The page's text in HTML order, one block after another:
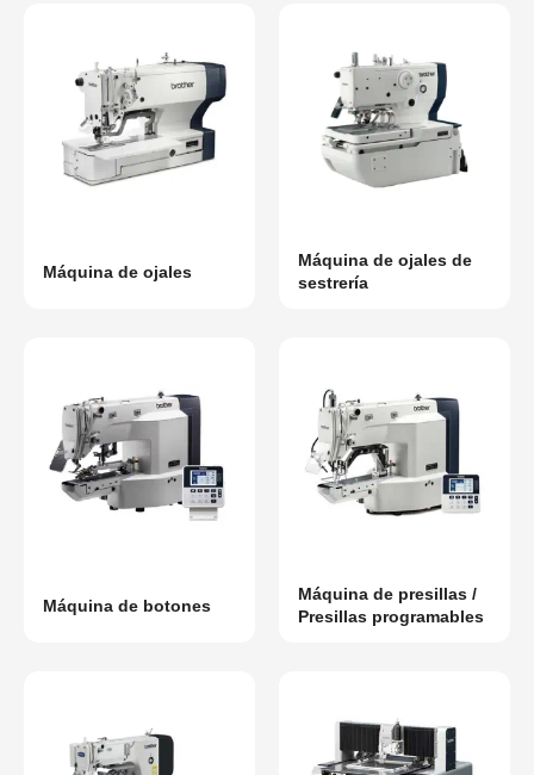
Máquina de ojales
Máquina de ojales de
sestrería
Máquina de botones
Máquina de presillas /
Presillas programables